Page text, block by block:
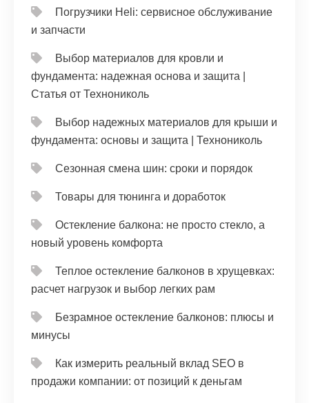
Погрузчики Heli: сервисное обслуживание
и запчасти
Выбор материалов для кровли и
фундамента: надежная основа и защита |
Статья от Технониколь
Выбор надежных материалов для крыши и
фундамента: основы и защита | Технониколь
Сезонная смена шин: сроки и порядок
Товары для тюнинга и доработок
Остекление балкона: не просто стекло, а
новый уровень комфорта
Теплое остекление балконов в хрущевках:
расчет нагрузок и выбор легких рам
Безрамное остекление балконов: плюсы и
минусы
Как измерить реальный вклад SEO в
продажи компании: от позиций к деньгам